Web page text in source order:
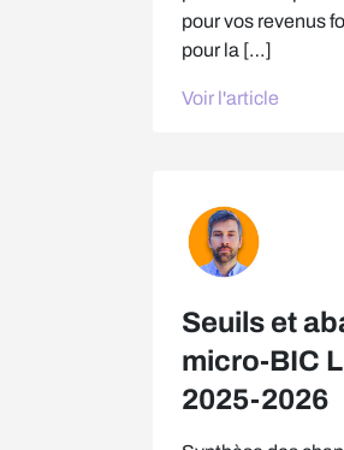
pour vos revenus
pour la […]
Voir l'article
Seuils et
micro-BIC
2025-2026